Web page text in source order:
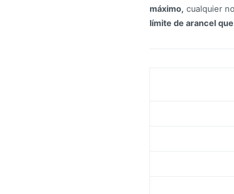
máximo, cualquier
límite de arancel